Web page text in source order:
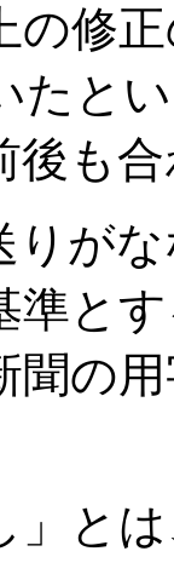
の修
たと
後も
りが
準と
聞の
」と